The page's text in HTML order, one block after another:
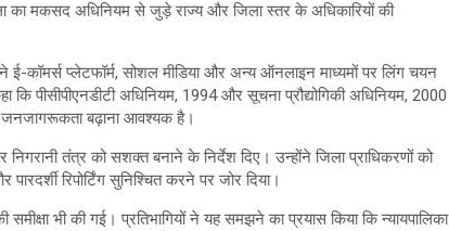
का मकसद अधिनियम से जुड़े राज्य और जिला स्तर के अधिकारियों की
ई-कॉमर्स प्लेटफॉर्म, सोशल मीडिया और अन्य ऑनलाइन माध्यमों पर लिंग चयन
कि पीसीपीएनडीटी अधिनियम, 1994 और सूचना प्रौद्योगिकी अधिनियम, 2000
जनजागरूकता बढ़ाना आवश्यक है।
तंत्र को सशक्त बनाने के निर्देश दिए। उन्होंने जिला प्राधिकरणों को
रिपोर्टिंग सुनिश्चित करने पर जोर दिया।
समीक्षा भी की गई। प्रतिभागियों ने यह समझने का प्रयास किया कि न्यायपालिका